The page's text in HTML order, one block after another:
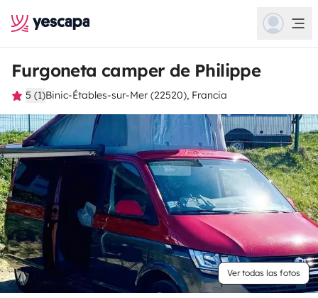
Furgoneta camper de Philippe
5 (1)Binic-Étables-sur-Mer (22520), Francia
Ver todas las fotos